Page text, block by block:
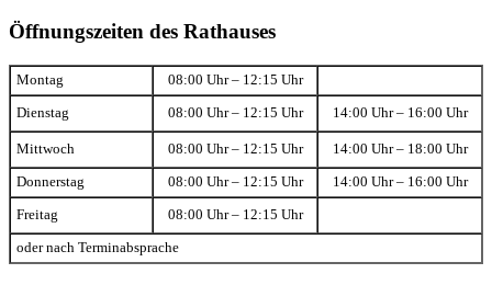
Öffnungszeiten des Rathauses
Montag 08:00 Uhr – 12:15 Uhr
Dienstag 08:00 Uhr – 12:15 Uhr 14:00 Uhr – 16:00 Uhr
Mittwoch 08:00 Uhr – 12:15 Uhr 14:00 Uhr – 18:00 Uhr
Donnerstag 08:00 Uhr – 12:15 Uhr 14:00 Uhr – 16:00 Uhr
Freitag 08:00 Uhr – 12:15 Uhr
oder nach Terminabsprache